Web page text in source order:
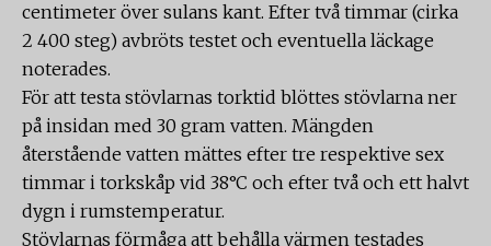
centimeter över sulans kant. Efter två timmar (cirka
2 400 steg) avbröts testet och eventuella läckage
noterades.
För att testa stövlarnas torktid blöttes stövlarna ner
på insidan med 30 gram vatten. Mängden
återstående vatten mättes efter tre respektive sex
timmar i torkskåp vid 38°C och efter två och ett halvt
dygn i rumstemperatur.
Stövlarnas förmåga att behålla värmen testades